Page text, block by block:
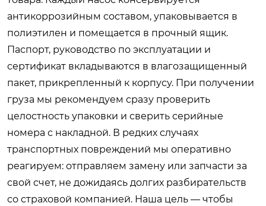
антикоррозийным составом, упаковывается в
полиэтилен и помещается в прочный ящик.
Паспорт, руководство по эксплуатации и
сертификат вкладываются в влагозащищенный
пакет, прикрепленный к корпусу. При получении
груза мы рекомендуем сразу проверить
целостность упаковки и сверить серийные
номера с накладной. В редких случаях
транспортных повреждений мы оперативно
реагируем: отправляем замену или запчасти за
свой счет, не дожидаясь долгих разбирательств
со страховой компанией. Наша цель — чтобы